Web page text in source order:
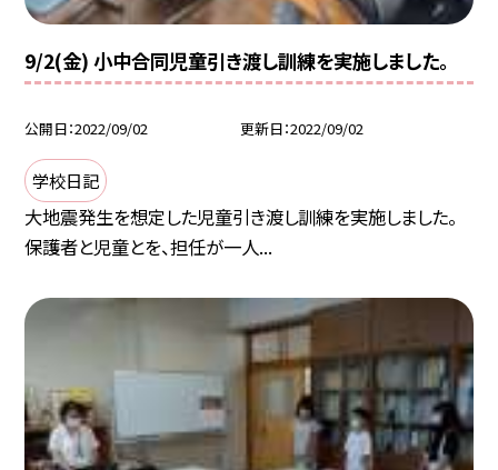
9/2(金) 小中合同児童引き渡し訓練を実施しました。
公開日 2022/09/02 更新日 2022/09/02
学校日記
大地震発生を想定した児童引き渡し訓練を実施しました。
保護者と児童とを、担任が一人...